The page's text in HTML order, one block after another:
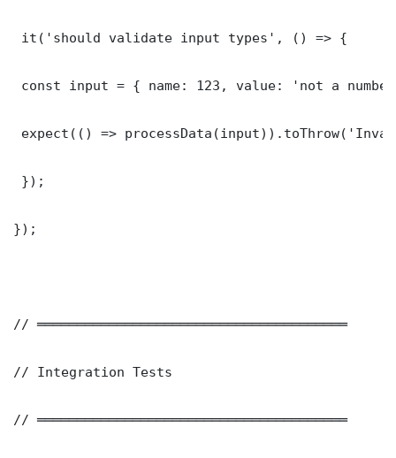
it('should validate input types', () => {
const input = { name: 123, value: 'not a
expect(() =>
});
});
// ═══════════════════════════════════════
// Integration Tests
// ═══════════════════════════════════════